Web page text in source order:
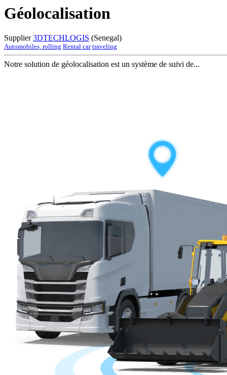
Géolocalisation
Supplier3DTECHLOGIS (Senegal)
Automobiles, rolling Rental car traveling
Notre solution de géolocalisation est un système de suivi de...